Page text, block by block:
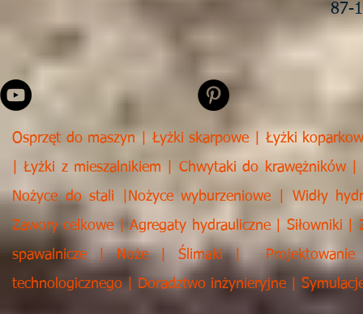
87-
Osprzęt do maszyn | Łyżki skarpowe | Łyżki
| Łyżki z mieszalnikiem | Chwytaki do
Nożyce do stali |Nożyce wyburzeniowe | Widły
Zawory celkowe | Agregaty hydrauliczne | Siłowniki
spawalnicze | Noże | Ślimaki | Projektowanie |
technologicznego | Doradztwo inżynieryjne |